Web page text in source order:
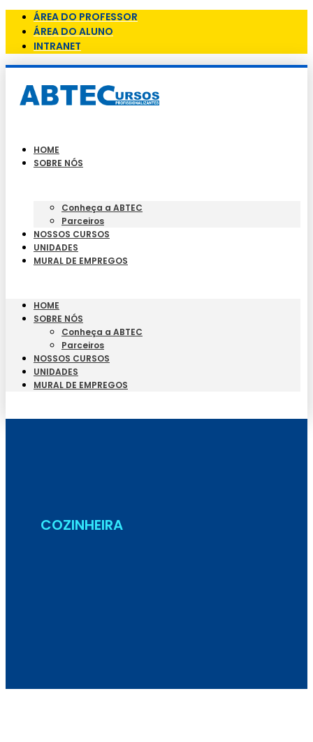
ÁREA DO PROFESSOR
ÁREA DO ALUNO
INTRANET
HOME
SOBRE NÓS
Conheça a ABTEC
Parceiros
NOSSOS CURSOS
UNIDADES
MURAL DE EMPREGOS
HOME
SOBRE NÓS
Conheça a ABTEC
Parceiros
NOSSOS CURSOS
UNIDADES
MURAL DE EMPREGOS
COZINHEIRA